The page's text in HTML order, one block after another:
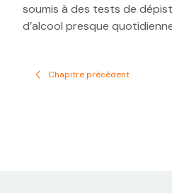
soumis à des tests de
d’alcool presque
Chapitre précédent